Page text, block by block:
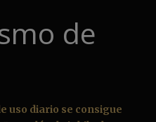
de
uso diario se consigue